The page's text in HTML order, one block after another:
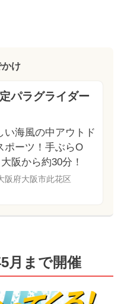
け
パラグライダー
い海風の中アウトド
ポーツ！手ぶらO
阪から約30分！
阪府大阪市此花区
月まで開催